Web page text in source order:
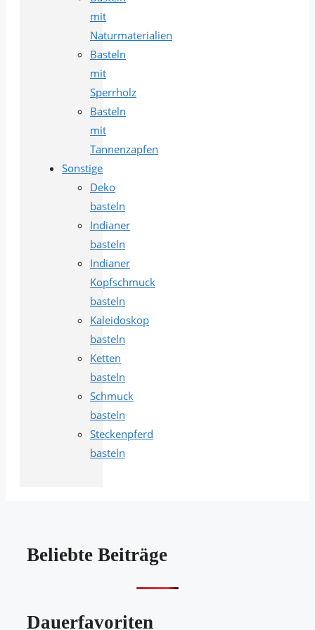
mit
Naturmaterialien
Basteln
mit
Sperrholz
Basteln
mit
Tannenzapfen
Sonstige
Deko
basteln
Indianer
basteln
Indianer
Kopfschmuck
basteln
Kaleidoskop
basteln
Ketten
basteln
Schmuck
basteln
Steckenpferd
basteln
Beliebte Beiträge
Dauerfavoriten